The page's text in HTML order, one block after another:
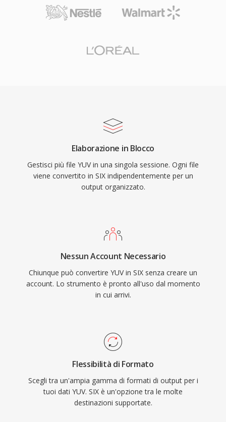
Elaborazione in Blocco
Gestisci più file YUV in una singola sessione. Ogni file
viene convertito in SIX indipendentemente per un
output organizzato.
Nessun Account Necessario
Chiunque può convertire YUV in SIX senza creare un
account. Lo strumento è pronto all'uso dal momento
in cui arrivi.
Flessibilità di Formato
Scegli tra un'ampia gamma di formati di output per i
tuoi dati YUV. SIX è un'opzione tra le molte
destinazioni supportate.